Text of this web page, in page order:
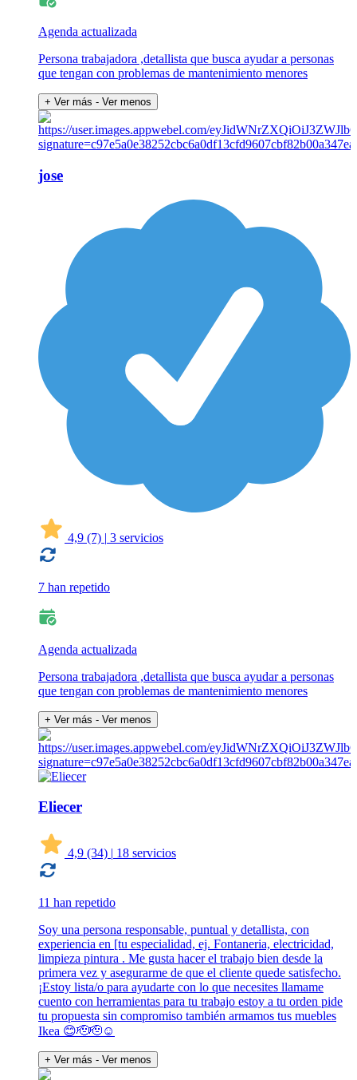
Agenda actualizada
Persona trabajadora ,detallista que busca ayudar a personas
que tengan con problemas de mantenimiento menores
+ Ver más - Ver menos
jose
4,9 (7) | 3 servicios
7 han repetido
Agenda actualizada
Persona trabajadora ,detallista que busca ayudar a personas
que tengan con problemas de mantenimiento menores
+ Ver más - Ver menos
Eliecer
4,9 (34) | 18 servicios
11 han repetido
Soy una persona responsable, puntual y detallista, con
experiencia en [tu especialidad, ej. Fontaneria, electricidad,
limpieza pintura . Me gusta hacer el trabajo bien desde la
primera vez y asegurarme de que el cliente quede satisfecho.
¡Estoy lista/o para ayudarte con lo que necesites llamame
cuento con herramientas para tu trabajo estoy a tu orden pide
tu propuesta sin compromiso también armamos tus muebles
Ikea 😊🫡🫡☺️
+ Ver más - Ver menos